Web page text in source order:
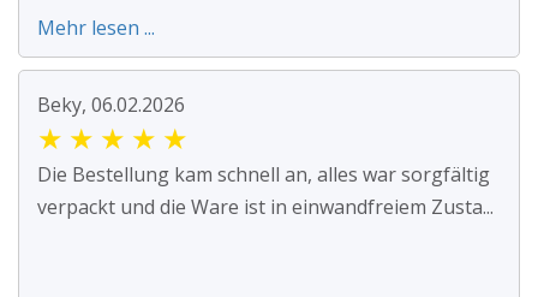
Mehr lesen ...
Beky, 06.02.2026
★ ★ ★ ★ ★
Die Bestellung kam schnell an, alles war sorgfältig
verpackt und die Ware ist in einwandfreiem Zusta...